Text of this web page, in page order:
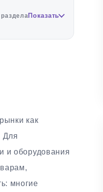
раздела Показать
как
Для
и оборудования
многие